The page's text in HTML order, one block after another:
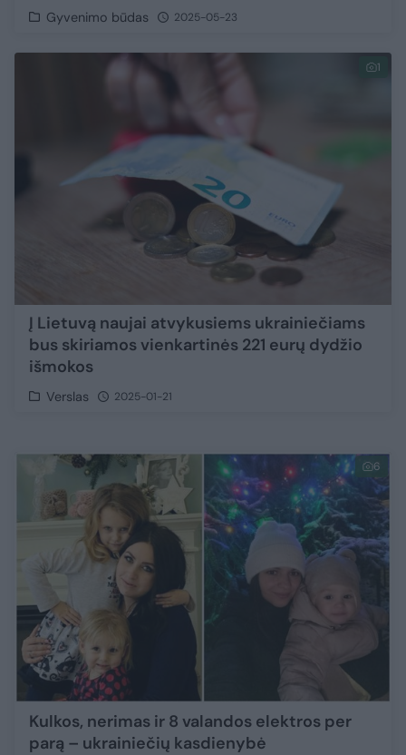
Gyvenimo būdas 2025-05-23
1
Į Lietuvą naujai atvykusiems ukrainiečiams
bus skiriamos vienkartinės 221 eurų dydžio
išmokos
Verslas 2025-01-21
6
Kulkos, nerimas ir 8 valandos elektros per
parą – ukrainiečių kasdienybė